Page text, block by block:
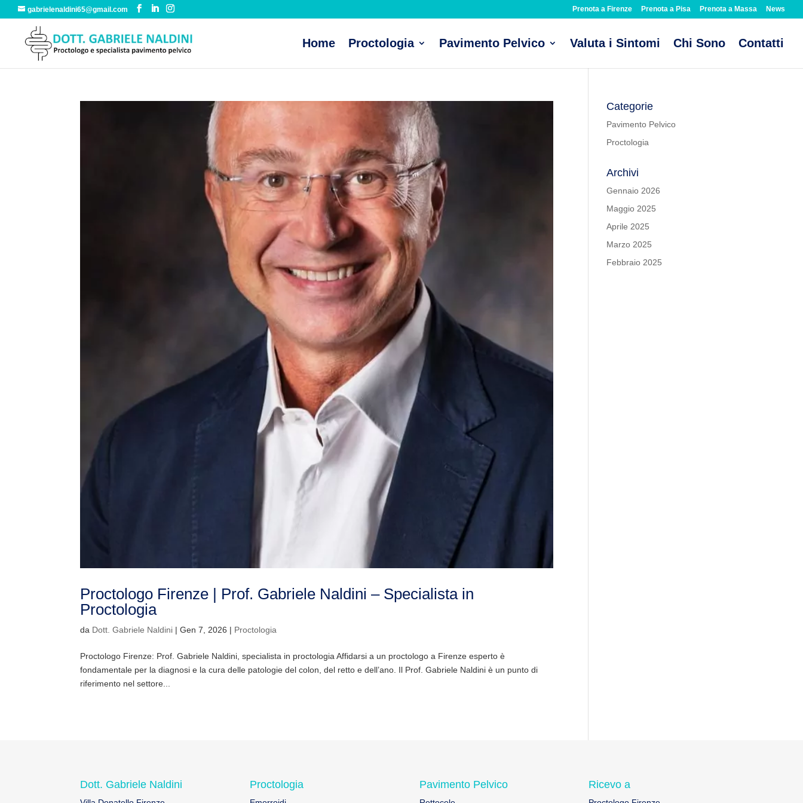
gabrielenaldini65@gmail.com Prenota a Firenze Prenota a Pisa Prenota a Massa News
Home Proctologia Pavimento Pelvico Valuta i Sintomi Chi Sono Contatti
Proctologo Firenze | Prof. Gabriele Naldini – Specialista in
Proctologia
da Dott. Gabriele Naldini |Gen 7, 2026 | Proctologia
Proctologo Firenze: Prof. Gabriele Naldini, specialista in proctologia Affidarsi a un proctologo a Firenze esperto è
fondamentale per la diagnosi e la cura delle patologie del colon, del retto e dell’ano. Il Prof. Gabriele Naldini è un punto di
riferimento nel settore...
Categorie
Pavimento Pelvico
Proctologia
Archivi
Gennaio 2026
Maggio 2025
Aprile 2025
Marzo 2025
Febbraio 2025
Dott. Gabriele Naldini Proctologia Pavimento Pelvico Ricevo a